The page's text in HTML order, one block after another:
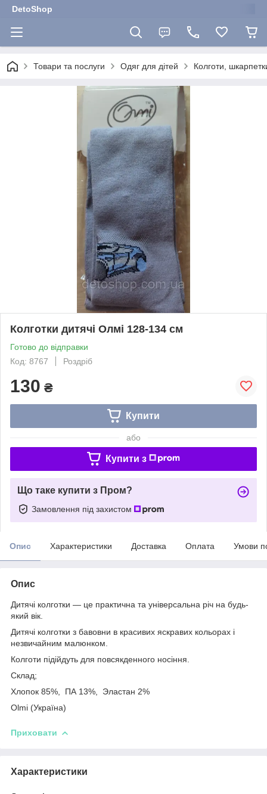
DetoShop
Товари та послуги Одяг для дітей Колготи,
Колготки дитячі Олмі 128-134 см
Готово до відправки
Код: 8767
Роздріб
130 ₴
Купити
або
Купити з
Що таке купити з Пром?
Замовлення під захистом
Опис Характеристики Доставка Оплата Умови
Опис
Дитячі колготки — це практична та універсальна річ на будь-
який вік.
Дитячі колготки з бавовни в красивих яскравих кольорах і
незвичайним малюнком.
Колготи підійдуть для повсякденного носіння.
Склад;
Хлопок 85%, ПА 13%, Эластан 2%
Olmi (Україна)
Приховати
Характеристики